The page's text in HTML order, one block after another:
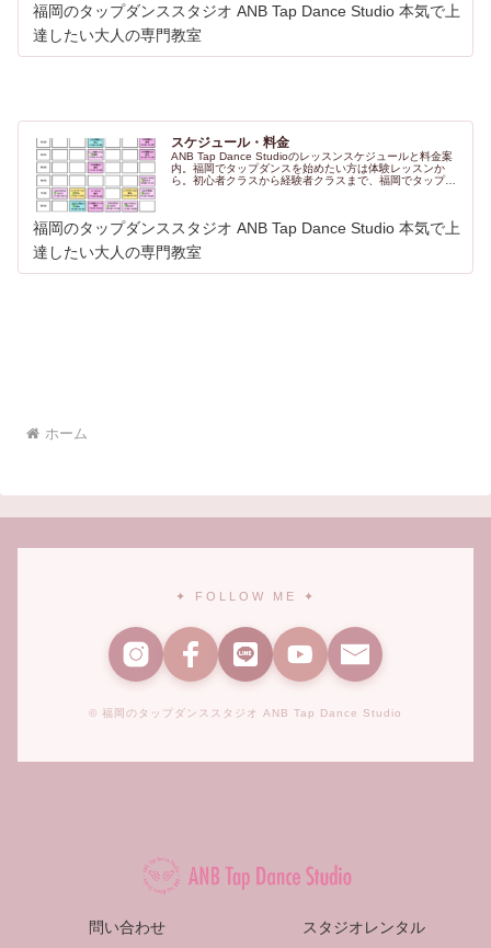
福岡のタップダンススタジオ ANB Tap Dance Studio 本気で上
達したい大人の専門教室
スケジュール・料金
ANB Tap Dance Studioのレッスンスケジュールと料金案
内。福岡でタップダンスを始めたい方は体験レッスンか
ら。初心者クラスから経験者クラスまで、福岡でタップダ
福岡のタップダンススタジオ ANB Tap Dance Studio 本気で上
達したい大人の専門教室
ホーム
✦ FOLLOW ME ✦
© 福岡のタップダンススタジオ ANB Tap Dance Studio
問い合わせ スタジオレンタル